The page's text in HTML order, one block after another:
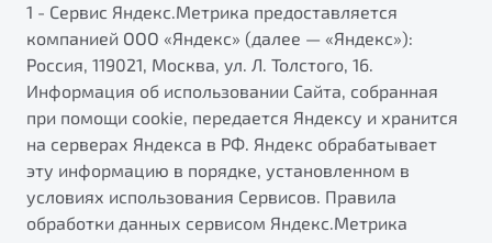
1 - Сервис Яндекс.Метрика предоставляется
компанией ООО «Яндекс» (далее — «Яндекс»):
Россия, 119021, Москва, ул. Л. Толстого, 16.
Информация об использовании Сайта, собранная
при помощи cookie, передается Яндексу и хранится
на серверах Яндекса в РФ. Яндекс обрабатывает
эту информацию в порядке, установленном в
условиях использования Сервисов. Правила
обработки данных сервисом Яндекс.Метрика